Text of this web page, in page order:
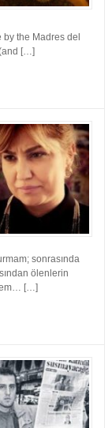
the Madres del
[…]
sonrasında
ölenlerin
[…]